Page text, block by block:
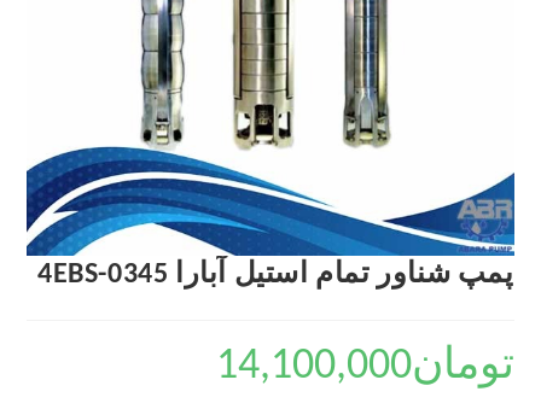
پمپ شناور تمام استیل آبارا 4EBS-0345
تومان14,100,000